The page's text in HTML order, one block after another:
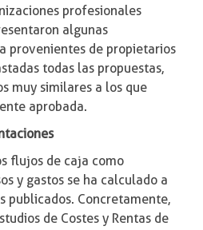
profesionales
algunas
provenientes de propietarios
todas las propuestas,
muy similares a los que
aprobada.
flujos de caja como
y gastos se ha calculado a
publicados. Concretamente,
de Costes y Rentas de